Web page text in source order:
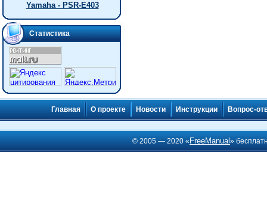
Yamaha - PSR-E403
Статистика
Главная О проекте Новости Инструкции Вопрос-
© 2005 — 2020 « FreeManual»